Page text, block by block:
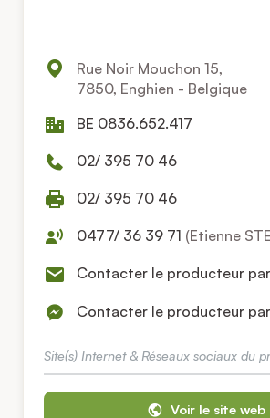
Rue Noir Mouchon 15,
7850, Enghien - Belgique
BE 0836.652.417
02/ 395 70 46
02/ 395 70 46
0477/ 36 39 71 (Etienne
Contacter le producteur
Contacter le producteur
Site(s) Internet & Réseaux sociaux du
Voir le site web